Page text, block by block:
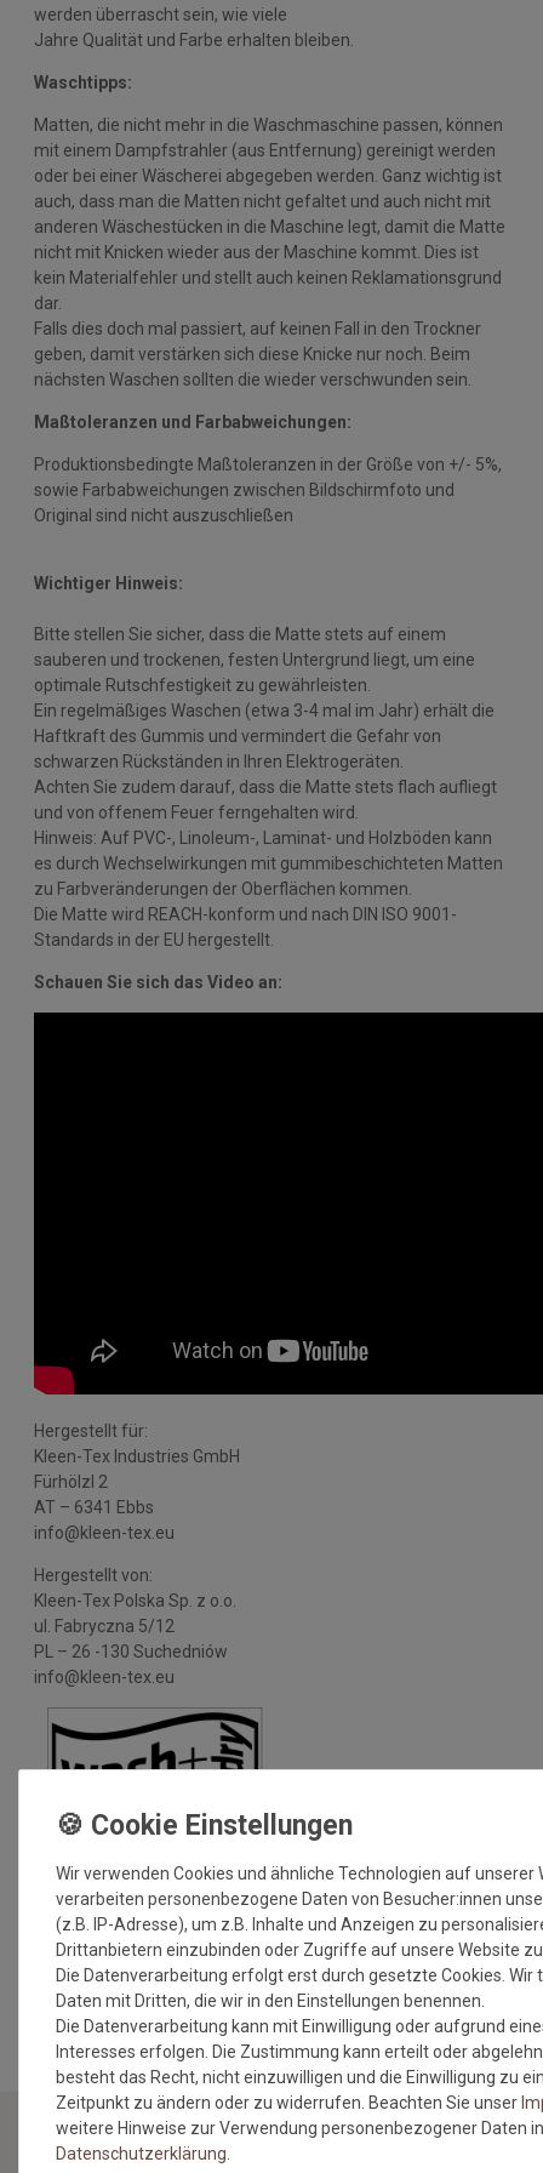
werden überrascht sein, wie viele
Jahre Qualität und Farbe erhalten bleiben.
Waschtipps:
Matten, die nicht mehr in die Waschmaschine passen, können
mit einem Dampfstrahler (aus Entfernung) gereinigt werden
oder bei einer Wäscherei abgegeben werden. Ganz wichtig ist
auch, dass man die Matten nicht gefaltet und auch nicht mit
anderen Wäschestücken in die Maschine legt, damit die Matte
nicht mit Knicken wieder aus der Maschine kommt. Dies ist
kein Materialfehler und stellt auch keinen Reklamationsgrund
dar.
Falls dies doch mal passiert, auf keinen Fall in den Trockner
geben, damit verstärken sich diese Knicke nur noch. Beim
nächsten Waschen sollten die wieder verschwunden sein.
Maßtoleranzen und Farbabweichungen:
Produktionsbedingte Maßtoleranzen in der Größe von +/- 5%,
sowie Farbabweichungen zwischen Bildschirmfoto und
Original sind nicht auszuschließen
Wichtiger Hinweis:
Bitte stellen Sie sicher, dass die Matte stets auf einem
sauberen und trockenen, festen Untergrund liegt, um eine
optimale Rutschfestigkeit zu gewährleisten.
Ein regelmäßiges Waschen (etwa 3-4 mal im Jahr) erhält die
Haftkraft des Gummis und vermindert die Gefahr von
schwarzen Rückständen in Ihren Elektrogeräten.
Achten Sie zudem darauf, dass die Matte stets flach aufliegt
und von offenem Feuer ferngehalten wird.
Hinweis: Auf PVC-, Linoleum-, Laminat- und Holzböden kann
es durch Wechselwirkungen mit gummibeschichteten Matten
zu Farbveränderungen der Oberflächen kommen.
Die Matte wird REACH-konform und nach DIN ISO 9001-
Standards in der EU hergestellt.
Schauen Sie sich das Video an:
Hergestellt für:
Kleen-Tex Industries GmbH
Fürhölzl 2
AT – 6341 Ebbs
info@kleen-tex.eu
Hergestellt von:
Kleen-Tex Polska Sp. z o.o.
ul. Fabryczna 5/12
PL – 26 -130 Suchedniów
info@kleen-tex.eu
MEHR INFORMATIONEN ZUM EU VERANTWORTLICHEN »
Wir verwenden Cookies und ähnliche Technologien auf unserer
verarbeiten personenbezogene Daten von Besucher:innen
(z.B. IP-Adresse), um z.B. Inhalte und Anzeigen zu
Drittanbietern einzubinden oder Zugriffe auf unsere Website
Die Datenverarbeitung erfolgt erst durch gesetzte Cookies. Wir
Daten mit Dritten, die wir in den Einstellungen benennen.
Die Datenverarbeitung kann mit Einwilligung oder aufgrund
Interesses erfolgen. Die Zustimmung kann erteilt oder
besteht das Recht, nicht einzuwilligen und die Einwilligung zu
Zeitpunkt zu ändern oder zu widerrufen. Beachten Sie unser
weitere Hinweise zur Verwendung personenbezogener Daten
Daten­schutz­erklärung